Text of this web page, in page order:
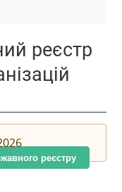
реєстр
реєстру